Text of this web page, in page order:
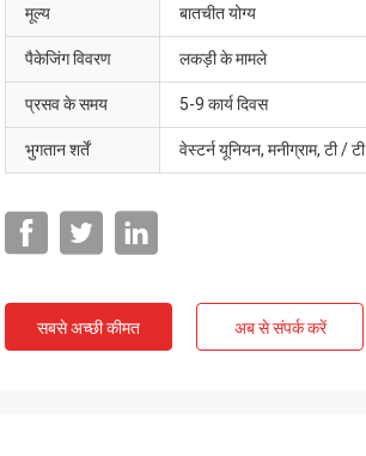
मूल्य बातचीत योग्य
पैकेजिंग विवरण लकड़ी के मामले
प्रसव के समय 5-9 कार्य दिवस
भुगतान शर्तें वेस्टर्न यूनियन, मनीग्राम, टी / टी
सबसे अच्छी कीमत अब से संपर्क करें